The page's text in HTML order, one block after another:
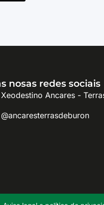
nosas redes sociais
Xeodestino Ancares -
@ancaresterrasdeburon